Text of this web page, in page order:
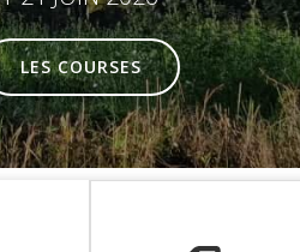
LES COURSES